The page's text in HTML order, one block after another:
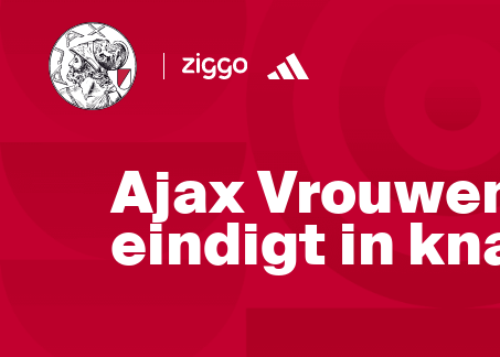
Ajax
eindigt in